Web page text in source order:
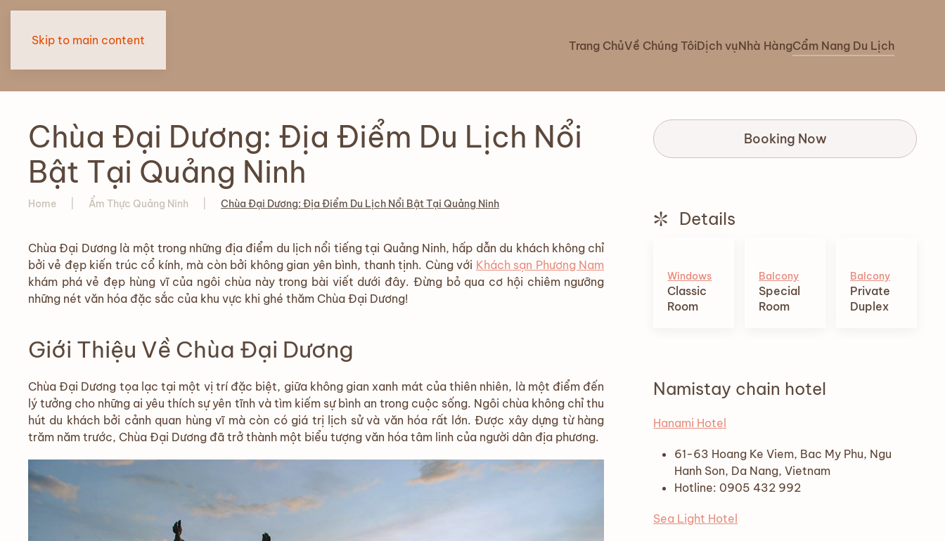
Skip to main content Trang ChủVề Chúng TôiDịch vụNhà HàngCẩm Nang Du Lịch
Chùa Đại Dương: Địa Điểm Du Lịch Nổi
Bật Tại Quảng Ninh
Home Ẩm Thực Quảng Ninh Chùa Đại Dương: Địa Điểm Du Lịch Nổi Bật Tại Quảng Ninh
Chùa Đại Dương là một trong những địa điểm du lịch nổi tiếng tại Quảng Ninh, hấp dẫn du khách không chỉ
bởi vẻ đẹp kiến trúc cổ kính, mà còn bởi không gian yên bình, thanh tịnh. Cùng với Khách sạn Phương Nam
khám phá vẻ đẹp hùng vĩ của ngôi chùa này trong bài viết dưới đây. Đừng bỏ qua cơ hội chiêm ngưỡng
những nét văn hóa đặc sắc của khu vực khi ghé thăm Chùa Đại Dương!
Giới Thiệu Về Chùa Đại Dương
Chùa Đại Dương tọa lạc tại một vị trí đặc biệt, giữa không gian xanh mát của thiên nhiên, là một điểm đến
lý tưởng cho những ai yêu thích sự yên tĩnh và tìm kiếm sự bình an trong cuộc sống. Ngôi chùa không chỉ thu
hút du khách bởi cảnh quan hùng vĩ mà còn có giá trị lịch sử và văn hóa rất lớn. Được xây dựng từ hàng
trăm năm trước, Chùa Đại Dương đã trở thành một biểu tượng văn hóa tâm linh của người dân địa phương.
Booking Now
Details
Windows
Classic
Room
Balcony
Special
Room
Balcony
Private
Duplex
Namistay chain hotel
Hanami Hotel
61-63 Hoang Ke Viem, Bac My Phu, Ngu
Hanh Son, Da Nang, Vietnam
Hotline: 0905 432 992
Sea Light Hotel